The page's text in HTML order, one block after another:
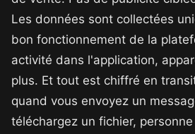
Les données sont collectées
bon fonctionnement de la
activité dans l'application,
plus. Et tout est chiffré en
quand vous envoyez un
téléchargez un fichier,